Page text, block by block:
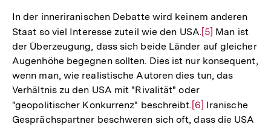
In der inneriranischen Debatte wird keinem anderen
Staat so viel Interesse zuteil wie den USA.Zur
Auflösung
der
Fußnote
[5] Man ist
der Überzeugung, dass sich beide Länder auf gleicher
Augenhöhe begegnen sollten. Dies ist nur konsequent,
wenn man, wie realistische Autoren dies tun, das
Verhältnis zu den USA mit "Rivalität" oder
"geopolitischer Konkurrenz" beschreibt. Zur
Auflösung
[6] Iranische
Gesprächspartner beschweren sich oft, dass die USA